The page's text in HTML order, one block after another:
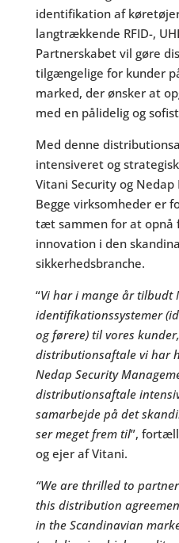
identifikation af
langtrækkende RFID-,
Partnerskabet vil gøre
tilgængelige for kunder
marked, der ønsker at
med en pålidelig og
Med denne
intensiveret og
Vitani Security og
Begge virksomheder er
tæt sammen for at opnå
innovation i den
sikkerhedsbranche.
“Vi har i mange år tilbudt
identifikationssystemer
og førere) til vores
distributionsaftale vi har
Nedap Security
distributionsaftale
samarbejde på det
ser meget frem til”,
og ejer af Vitani.
“We are thrilled to
this distribution
in the Scandinavian